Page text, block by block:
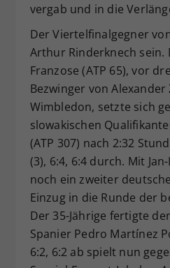
vergab und in die
Der Viertelfinalgegner
Arthur Rinderknech sein.
Franzose (ATP 65), vor
Bezwinger von Alexander
Wimbledon, setzte sich
slowakischen
(ATP 307) nach 2:32
(3), 6:4, 6:4 durch. Mit
noch ein zweiter
Einzug in die Runde der
Der 35-Jährige fertigte
Spanier Pedro Martínez
6:2, 6:2 ab spielt nun